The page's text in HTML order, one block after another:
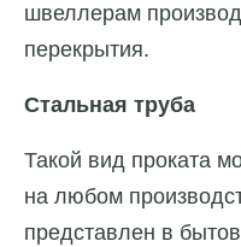
швеллерам
перекрытия.
Стальная труба
Такой вид проката
на любом
представлен в